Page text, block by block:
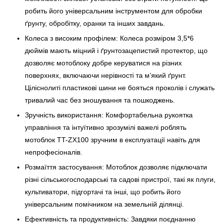
робить його універсальним інструментом для обробки
ґрунту, обробітку, оранки та інших завдань.
Колеса з високим профілем: Колеса розміром 3,5*6
дюймів мають міцний і ґрунтозацепистий протектор, що
дозволяє мотоблоку добре керуватися на різних
поверхнях, включаючи нерівності та м’який ґрунт.
Ціліснолиті пластикові шини не бояться проколів і служать
тривалий час без зношування та пошкоджень.
Зручність використання: Комфортабельна рукоятка
управління та інтуїтивно зрозумілі важелі роблять
мотоблок TT-ZX100 зручним в експлуатації навіть для
непрофесіоналів.
Розмаїття застосування: Мотоблок дозволяє підключати
різні сільськогосподарські та садові пристрої, такі як плуги,
культиватори, підгортачі та інші, що робить його
універсальним помічником на земельній ділянці.
Ефективність та продуктивність: Завдяки поєднанню